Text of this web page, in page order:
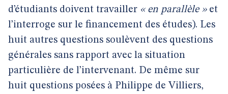
d’étudiants doivent travailler « en parallèle »et
l’interroge sur le financement des études). Les
huit autres questions soulèvent des questions
générales sans rapport avec la situation
particulière de l’intervenant. De même sur
huit questions posées à Philippe de Villiers,